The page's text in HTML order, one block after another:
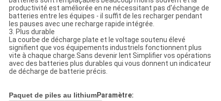
productivité est améliorée en ne nécessitant pas d'échange de
batteries entre les équipes - il suffit de les recharger pendant
les pauses avec une recharge rapide intégrée.
3. Plus durable
La courbe de décharge plate et le voltage soutenu élevé
signifient que vos équipements industriels fonctionnent plus
vite à chaque charge.Sans devenir lent Simplifier vos opérations
avec des batteries plus durables qui vous donnent un indicateur
de décharge de batterie précis.
Paquet de piles au lithiumParamètre: